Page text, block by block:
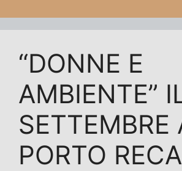
“DONNE E
AMBIENTE”
SETTEMBRE
PORTO